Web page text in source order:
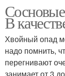
В
Хвойный опад
надо помнить,
перегнивают